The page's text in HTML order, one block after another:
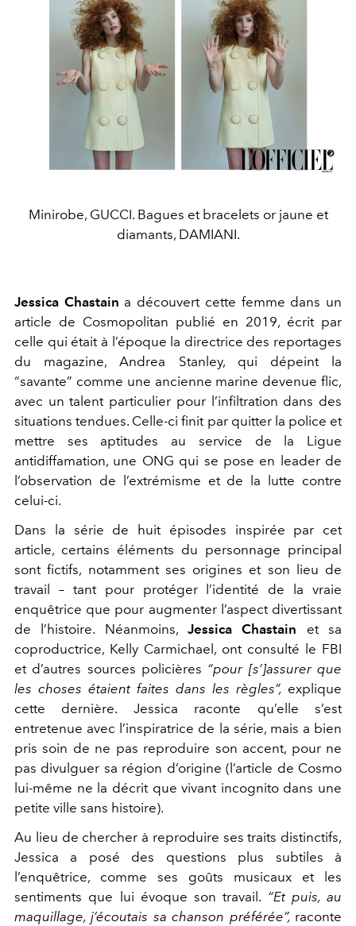
Minirobe, GUCCI. Bagues et bracelets or jaune et
diamants, DAMIANI.
Jessica Chastain a découvert cette femme dans un
article de Cosmopolitan publié en 2019, écrit par
celle qui était à l’époque la directrice des reportages
du magazine, Andrea Stanley, qui dépeint la
“savante” comme une ancienne marine devenue flic,
avec un talent particulier pour l’infiltration dans des
situations tendues. Celle-ci finit par quitter la police et
mettre ses aptitudes au service de la Ligue
antidiffamation, une ONG qui se pose en leader de
l’observation de l’extrémisme et de la
lutte contre
celui-ci.
Dans la série de huit épisodes inspirée par cet
article, certains éléments du personnage principal
sont fictifs, notamment ses origines et son lieu de
travail – tant pour protéger l’identité de
la vraie
enquêtrice que pour augmenter l’aspect divertissant
de l’histoire. Néanmoins, Jessica Chastain et sa
coproductrice, Kelly Carmichael, ont consulté le FBI
et d’autres sources po licières “pour [s’]assurer que
les choses étaient faites dans les règles”, explique
cette dernière. Jessica raconte qu’elle s’est
entretenue avec l’inspiratrice de la série, mais a bien
pris soin de ne pas reproduire son accent, pour ne
pas divulguer sa région d’origine(l’article de Cosmo
lui-même ne la décrit que vivant incognito dans une
petite ville sans histoire).
Au lieu de chercher à reproduire ses traits distinctifs,
Jessica a posé des questions plus subtiles à
l’enquêtrice, comme ses goûts musicaux et les
sentiments que lui évoque son travail. “Et puis, au
maquillage, j’écoutais sa chanson préférée”, raconte